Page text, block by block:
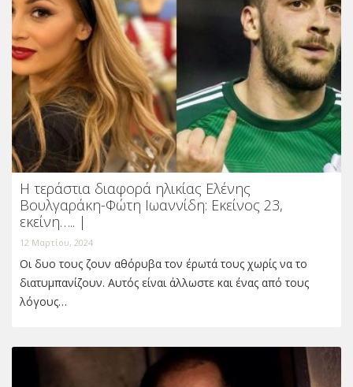
Η τεράστια διαφορά ηλικίας Ελένης
Βουλγαράκη-Φώτη Ιωαννίδη: Εκείνος 23,
εκείνη….. |
12 Μαρτίου, 2024
Οι δυο τους ζουν αθόρυβα τον έρωτά τους χωρίς να το
διατυμπανίζουν. Αυτός είναι άλλωστε και ένας από τους
λόγους…